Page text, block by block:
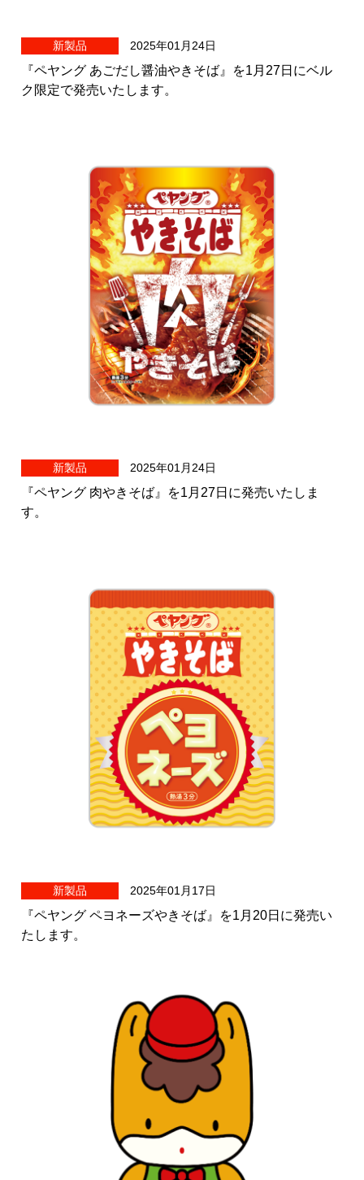
新製品 2025年01月24日
『ペヤング あごだし醤油やきそば』を1月27日にベル
ク限定で発売いたします。
新製品 2025年01月24日
『ペヤング 肉やきそば』を1月27日に発売いたしま
す。
新製品 2025年01月17日
『ペヤング ペヨネーズやきそば』を1月20日に発売い
たします。